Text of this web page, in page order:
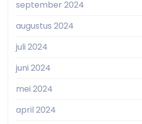
september 2024
augustus 2024
juli 2024
juni 2024
mei 2024
april 2024